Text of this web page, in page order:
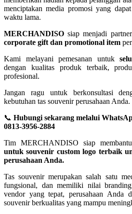
menciptakan media promosi yang
waktu lama.
MERCHANDISO siap menjadi
corporate gift dan promotional item
Kami melayani pemesanan untuk
dengan kualitas produk terbaik,
profesional.
Jangan ragu untuk berkonsultasi
kebutuhan tas souvenir perusahaan Anda.
📞 Hubungi sekarang melalui
0813-3956-2884
Tim MERCHANDISO siap
untuk souvenir custom logo terbaik
perusahaan Anda.
Tas souvenir merupakan salah satu
fungsional, dan memiliki nilai
vendor yang tepat, perusahaan Anda
souvenir berkualitas yang mampu